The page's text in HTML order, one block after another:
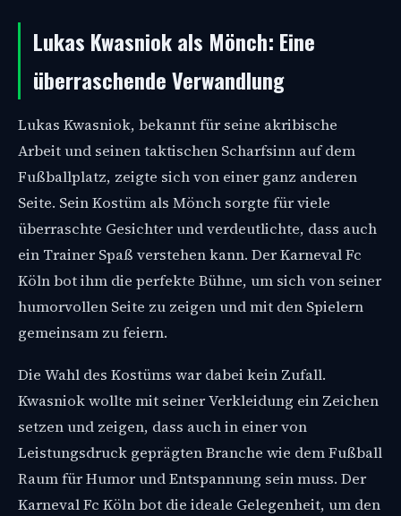
Lukas Kwasniok als Mönch: Eine
überraschende Verwandlung
Lukas Kwasniok, bekannt für seine akribische
Arbeit und seinen taktischen Scharfsinn auf dem
Fußballplatz, zeigte sich von einer ganz anderen
Seite. Sein Kostüm als Mönch sorgte für viele
überraschte Gesichter und verdeutlichte, dass auch
ein Trainer Spaß verstehen kann. Der Karneval Fc
Köln bot ihm die perfekte Bühne, um sich von seiner
humorvollen Seite zu zeigen und mit den Spielern
gemeinsam zu feiern.
Die Wahl des Kostüms war dabei kein Zufall.
Kwasniok wollte mit seiner Verkleidung ein Zeichen
setzen und zeigen, dass auch in einer von
Leistungsdruck geprägten Branche wie dem Fußball
Raum für Humor und Entspannung sein muss. Der
Karneval Fc Köln bot die ideale Gelegenheit, um den